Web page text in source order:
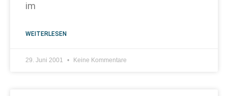
im
WEITERLESEN
29. Juni 2001 Keine Kommentare